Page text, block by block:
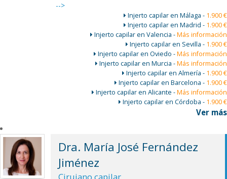
-->
Injerto capilar en Málaga - 1.900 €
Injerto capilar en Madrid - 1.900 €
Injerto capilar en Valencia -Más información
Injerto capilar en Sevilla - 1.900 €
Injerto capilar en Oviedo -Más información
Injerto capilar en Murcia -Más información
Injerto capilar en Almería - 1.900 €
Injerto capilar en Barcelona - 1.900 €
Injerto capilar en Alicante -Más información
Injerto capilar en Córdoba - 1.900 €
Ver más
Dra. María José Fernández
Jiménez